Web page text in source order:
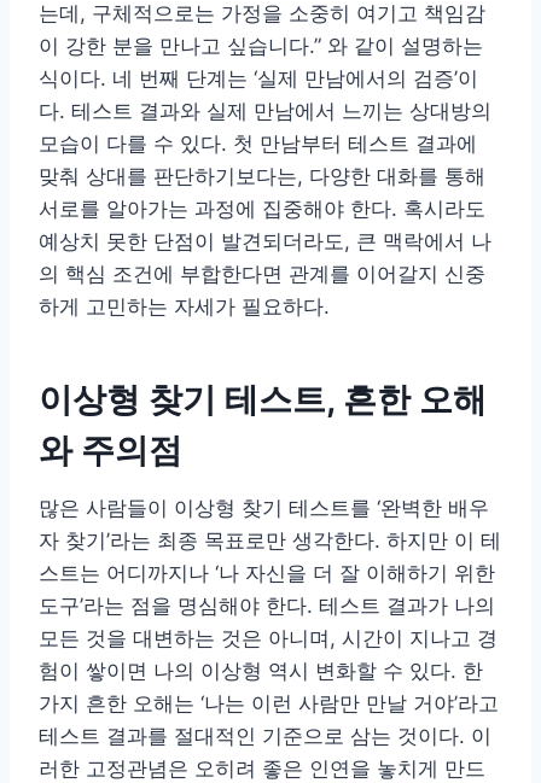
는데, 구체적으로는 가정을 소중히 여기고 책임감
이 강한 분을 만나고 싶습니다.” 와 같이 설명하는
식이다. 네 번째 단계는 ‘실제 만남에서의 검증’이
다. 테스트 결과와 실제 만남에서 느끼는 상대방의
모습이 다를 수 있다. 첫 만남부터 테스트 결과에
맞춰 상대를 판단하기보다는, 다양한 대화를 통해
서로를 알아가는 과정에 집중해야 한다. 혹시라도
예상치 못한 단점이 발견되더라도, 큰 맥락에서 나
의 핵심 조건에 부합한다면 관계를 이어갈지 신중
하게 고민하는 자세가 필요하다.
이상형 찾기 테스트, 흔한 오해
와 주의점
많은 사람들이 이상형 찾기 테스트를 ‘완벽한 배우
자 찾기’라는 최종 목표로만 생각한다. 하지만 이 테
스트는 어디까지나 ‘나 자신을 더 잘 이해하기 위한
도구’라는 점을 명심해야 한다. 테스트 결과가 나의
모든 것을 대변하는 것은 아니며, 시간이 지나고 경
험이 쌓이면 나의 이상형 역시 변화할 수 있다. 한
가지 흔한 오해는 ‘나는 이런 사람만 만날 거야’라고
테스트 결과를 절대적인 기준으로 삼는 것이다. 이
러한 고정관념은 오히려 좋은 인연을 놓치게 만드